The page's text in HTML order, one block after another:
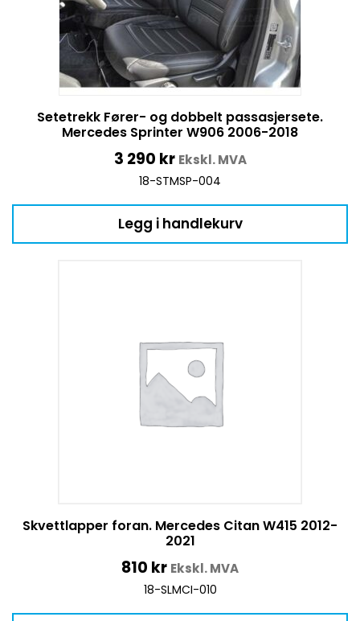
Setetrekk Fører- og dobbelt passasjersete.
Mercedes Sprinter W906 2006-2018
3 290 kr Ekskl. MVA
18-STMSP-004
Legg i handlekurv
Skvettlapper foran. Mercedes Citan W415 2012-
2021
810 kr Ekskl. MVA
18-SLMCI-010